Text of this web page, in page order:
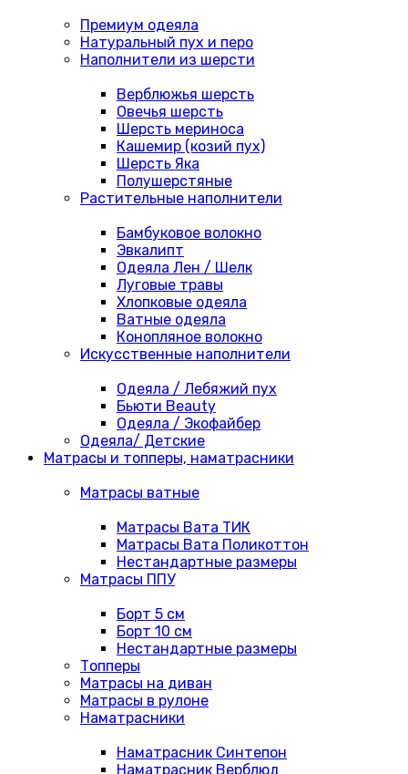
Премиум одеяла
Натуральный пух и перо
Наполнители из шерсти
Верблюжья шерсть
Овечья шерсть
Шерсть мериноса
Кашемир (козий пух)
Шерсть Яка
Полушерстяные
Растительные наполнители
Бамбуковое волокно
Эвкалипт
Одеяла Лен / Шелк
Луговые травы
Хлопковые одеяла
Ватные одеяла
Конопляное волокно
Искусственные наполнители
Одеяла / Лебяжий пух
Бьюти Beauty
Одеяла / Экофайбер
Одеяла/ Детские
Матрасы и топперы, наматрасники
Матрасы ватные
Матрасы Вата ТИК
Матрасы Вата Поликоттон
Нестандартные размеры
Матрасы ППУ
Борт 5 см
Борт 10 см
Нестандартные размеры
Топперы
Матрасы на диван
Матрасы в рулоне
Наматрасники
Наматрасник Синтепон
Наматрасник Верблюд